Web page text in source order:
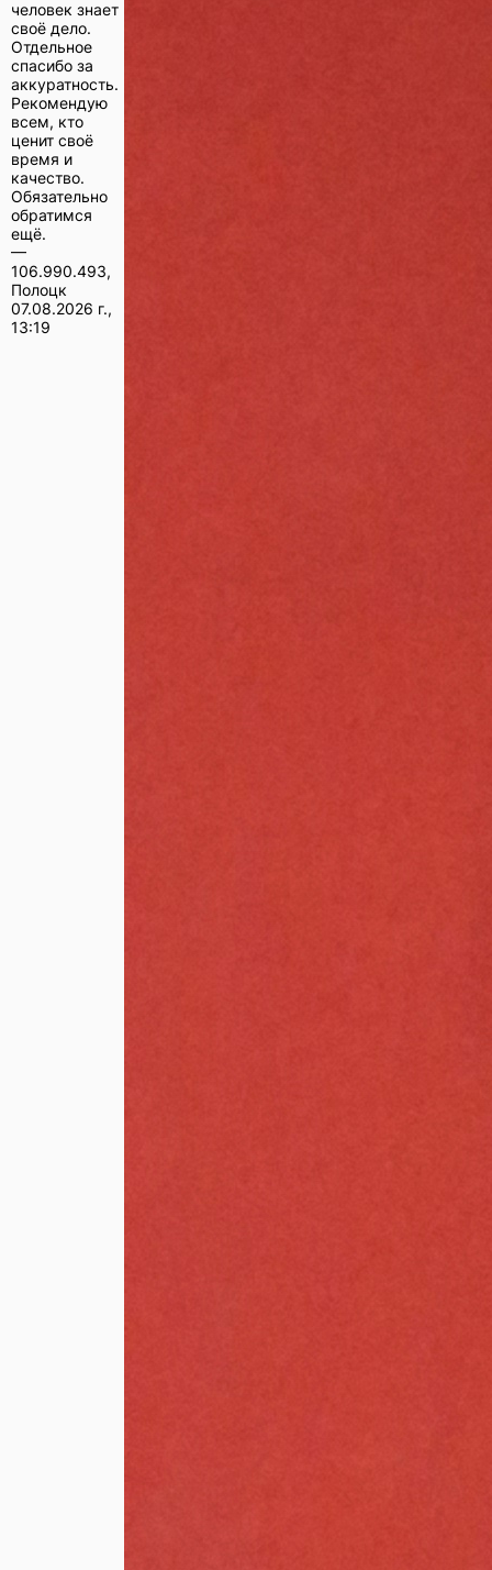
человек знает
своё дело.
Отдельное
спасибо за
аккуратность.
Рекомендую
всем, кто
ценит своё
время и
качество.
Обязательно
обратимся
ещё.
—
106.990.493,
Полоцк
07.08.2026 г.,
13:19